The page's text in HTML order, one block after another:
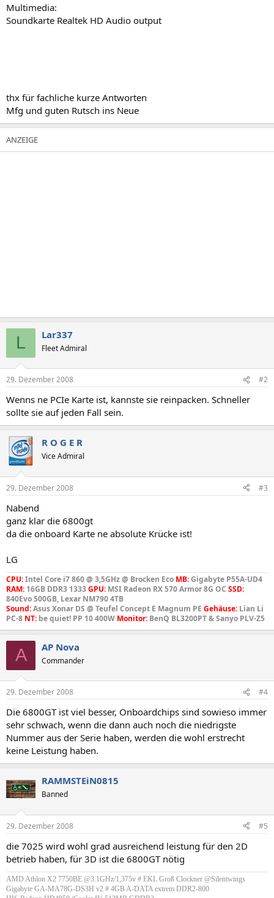
Multimedia:
Soundkarte Realtek HD Audio output
thx für fachliche kurze Antworten
Mfg und guten Rutsch ins Neue
L Lar337
Fleet Admiral
29. Dezember 2008 #2
Wenns ne PCIe Karte ist, kannste sie reinpacken. Schneller
sollte sie auf jeden Fall sein.
R O G E R
Vice Admiral
29. Dezember 2008 #3
Nabend
ganz klar die 6800gt
da die onboard Karte ne absolute Krücke ist!
LG
CPU:Intel Core i7 860 @ 3,5GHz @ Brocken Eco MB:Gigabyte P55A-UD4
RAM: 16GB DDR3 1333GPU: MSI Radeon RX 570 Armor 8G OC SSD:
840Evo 500GB, Lexar NM790 4TB
Sound:Asus Xonar DS @ Teufel Concept E Magnum PE Gehäuse: Lian Li
PC-8 NT: be quiet! PP 10 400W Monitor: BenQ BL3200PT & Sanyo PLV-Z5
A AP Nova
Commander
29. Dezember 2008 #4
Die 6800GT ist viel besser, Onboardchips sind sowieso immer
sehr schwach, wenn die dann auch noch die niedrigste
Nummer aus der Serie haben, werden die wohl erstrecht
keine Leistung haben.
RAMMSTEiN0815
Banned
29. Dezember 2008 #5
die 7025 wird wohl grad ausreichend leistung für den 2D
betrieb haben, für 3D ist die 6800GT nötig
AMD Athlon X2 7750BE @3.1GHz/1,375v # EKL Groß Clockner @Silentwings
Gigabyte GA-MA78G-DS3H v2 # 4GB A-DATA extrem DDR2-800